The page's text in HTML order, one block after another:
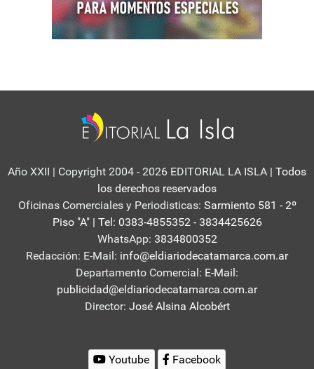
Año XXII | Copyright 2004 - 2026 EDITORIAL LA ISLA | Todos
los derechos reservados
Oficinas Comerciales y Periodisticas: Sarmiento 581 - 2º
Piso "A" | Tel: 0383-4855352 - 3834425626
WhatsApp: 3834800352
Redacción: E-Mail: info@eldiariodecatamarca.com.ar
Departamento Comercial: E-Mail:
publicidad@eldiariodecatamarca.com.ar
Director: José Alsina Alcobért
Youtube Facebook